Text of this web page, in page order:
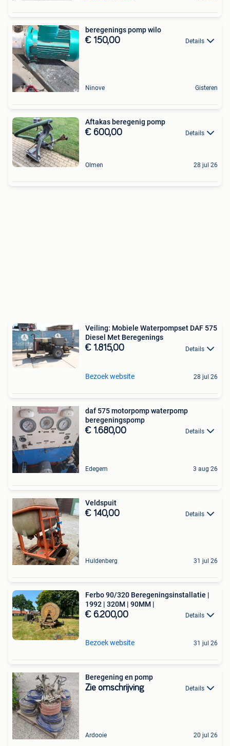
beregenings pomp wilo
€ 150,00 Details
Ninove Gisteren
Aftakas beregenig pomp
€ 600,00 Details
Olmen 28 jul 26
Veiling: Mobiele Waterpompset DAF 575
Diesel Met Beregenings
€ 1.815,00 Details
Bezoek website 28 jul 26
daf 575 motorpomp waterpomp
beregeningspomp
€ 1.680,00 Details
Edegem 3 aug 26
Veldspuit
€ 140,00 Details
Huldenberg 31 jul 26
Ferbo 90/320 Beregeningsinstallatie |
1992 | 320M | 90MM |
€ 6.200,00 Details
Bezoek website 31 jul 26
Beregening en pomp
Zie omschrijving Details
Ardooie 20 jul 26